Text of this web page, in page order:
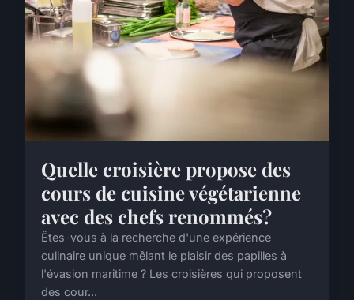
Quelle croisière propose des
cours de cuisine végétarienne
avec des chefs renommés?
Êtes-vous à la recherche d'une expérience
culinaire unique mêlant le plaisir des papilles à
l'évasion maritime ? Les croisières qui proposent
des cour...